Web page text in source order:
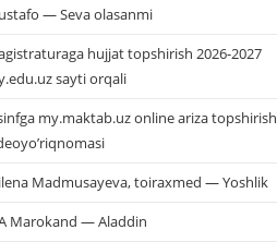
— Seva olasanmi
hujjat topshirish 2026-2027
sayti orqali
my.maktab.uz online ariza topshirish
Madmusayeva, toiraxmed — Yoshlik
Marokand — Aladdin